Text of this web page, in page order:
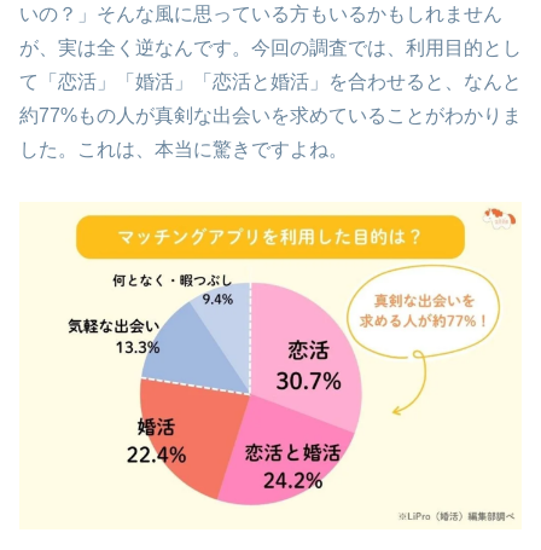
いの？」そんな風に思っている方もいるかもしれません
が、実は全く逆なんです。今回の調査では、利用目的とし
て「恋活」「婚活」「恋活と婚活」を合わせると、なんと
約77%もの人が真剣な出会いを求めていることがわかりま
した。これは、本当に驚きですよね。